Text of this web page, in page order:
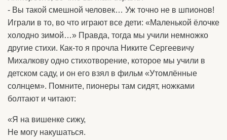
- Вы такой смешной человек… Уж точно не в шпионов!
Играли в то, во что играют все дети: «Маленькой ёлочке
холодно зимой…» Правда, тогда мы учили немножко
другие стихи. Как-то я прочла Никите Сергеевичу
Михалкову одно стихотворение, которое мы учили в
детском саду, и он его взял в фильм «Утомлённые
солнцем». Помните, пионеры там сидят, ножками
болтают и читают:
«Я на вишенке сижу,
Не могу накушаться.